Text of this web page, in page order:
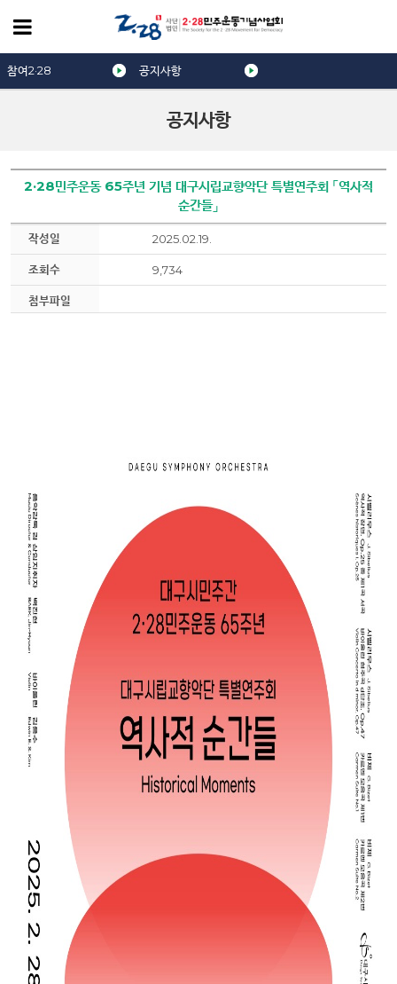
공지사항
참여2·28 공지사항
2·28민주운동 65주년 기념 대구시립교향악단 특별연주회 「역사적
순간들」
작성일 2025.02.19.
조회수 9,734
첨부파일